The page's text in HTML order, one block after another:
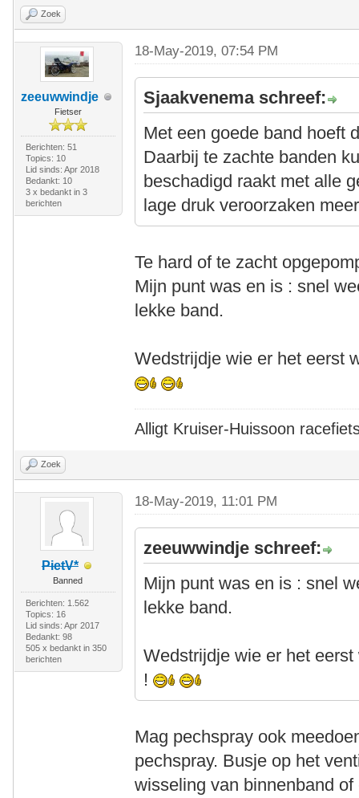
Zoek
zeeuwwindje
Fietser
Berichten: 51
Topics: 10
Lid sinds: Apr 2018
Bedankt: 10
3 x bedankt in 3
berichten
18-May-2019, 07:54 PM
Sjaakvenema schreef:
Met een goede band hoeft
Daarbij te zachte banden
beschadigd raakt met alle
lage druk veroorzaken
Te hard of te zacht
Mijn punt was en is : snel
lekke band.
Wedstrijdje wie er het eerst
Alligt Kruiser-Huissoon
Zoek
PietV*
Banned
Berichten: 1.562
Topics: 16
Lid sinds: Apr 2017
Bedankt: 98
505 x bedankt in 350
berichten
18-May-2019, 11:01 PM
zeeuwwindje schreef:
Mijn punt was en is : snel
lekke band.
Wedstrijdje wie er het
!
Mag pechspray ook
pechspray. Busje op het
wisseling van binnenband